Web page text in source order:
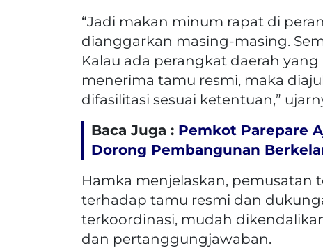
“Jadi makan minum rapat di
dianggarkan masing-masing.
Kalau ada perangkat daerah
menerima tamu resmi, maka
difasilitasi sesuai ketentuan,”
Baca Juga : Pemkot Parepare
Dorong Pembangunan
Hamka menjelaskan, pemusatan
terhadap tamu resmi dan
terkoordinasi, mudah
dan pertanggungjawaban.